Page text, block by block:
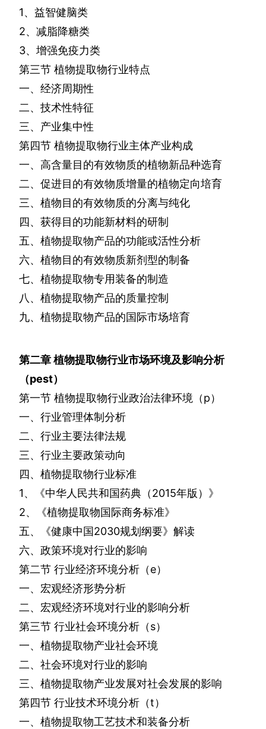
1、益智健脑类
2、减脂降糖类
3、增强免疫力类
第三节 植物提取物行业特点
一、经济周期性
二、技术性特征
三、产业集中性
第四节 植物提取物行业主体产业构成
一、高含量目的有效物质的植物新品种选育
二、促进目的有效物质增量的植物定向培育
三、植物目的有效物质的分离与纯化
四、获得目的功能新材料的研制
五、植物提取物产品的功能或活性分析
六、植物目的有效物质新剂型的制备
七、植物提取物专用装备的制造
八、植物提取物产品的质量控制
九、植物提取物产品的国际市场培育
第二章植物提取物行业市场环境及影响分析
（pest）
第一节 植物提取物行业政治法律环境（p）
一、行业管理体制分析
二、行业主要法律法规
三、行业主要政策动向
四、植物提取物行业标准
1、《中华人民共和国药典（2015年版）》
2、《植物提取物国际商务标准》
五、《健康中国2030规划纲要》解读
六、政策环境对行业的影响
第二节 行业经济环境分析（e）
一、宏观经济形势分析
二、宏观经济环境对行业的影响分析
第三节 行业社会环境分析（s）
一、植物提取物产业社会环境
二、社会环境对行业的影响
三、植物提取物产业发展对社会发展的影响
第四节 行业技术环境分析（t）
一、植物提取物工艺技术和装备分析